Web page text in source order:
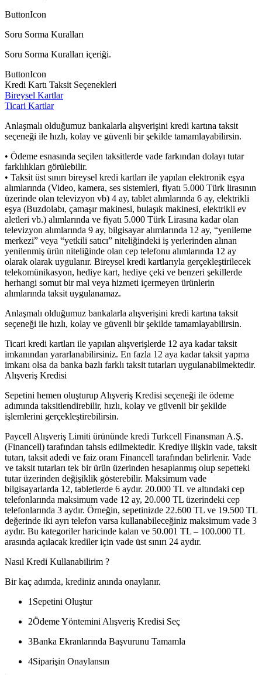
ButtonIcon
Soru Sorma Kuralları
Soru Sorma Kuralları içeriği.
ButtonIcon
Kredi Kartı Taksit Seçenekleri
Bireysel Kartlar
Ticari Kartlar
Anlaşmalı olduğumuz bankalarla alışverişini kredi kartına taksit
seçeneği ile hızlı, kolay ve güvenli bir şekilde tamamlayabilirsin.
• Ödeme esnasında seçilen taksitlerde vade farkından dolayı tutar
farklılıkları görülebilir.
• Taksit üst sınırı bireysel kredi kartları ile yapılan elektronik eşya
alımlarında (Video, kamera, ses sistemleri, fiyatı 5.000 Türk lirasının
üzerinde olan televizyon vb) 4 ay, tablet alımlarında 6 ay, elektrikli
eşya (Buzdolabı, çamaşır makinesi, bulaşık makinesi, elektrikli ev
aletleri vb.) alımlarında ve fiyatı 5.000 Türk Lirasına kadar olan
televizyon alımlarında 9 ay, bilgisayar alımlarında 12 ay, “yenileme
merkezi” veya “yetkili satıcı” niteliğindeki iş yerlerinden alınan
yenilenmiş ürün niteliğinde olan cep telefonu alımlarında 12 ay
olarak olarak uygulanır. Bireysel kredi kartlarıyla gerçekleştirilecek
telekomünikasyon, hediye kart, hediye çeki ve benzeri şekillerde
herhangi somut bir mal veya hizmeti içermeyen ürünlerin
alımlarında taksit uygulanamaz.
Anlaşmalı olduğumuz bankalarla alışverişini kredi kartına taksit
seçeneği ile hızlı, kolay ve güvenli bir şekilde tamamlayabilirsin.
Ticari kredi kartları ile yapılan alışverişlerde 12 aya kadar taksit
imkanından yararlanabilirsiniz. En fazla 12 aya kadar taksit yapma
imkanı olsa da banka bazlı farklı taksit tutarları uygulanabilmektedir.
Alışveriş Kredisi
Sepetini hemen oluşturup Alışveriş Kredisi seçeneği ile ödeme
adımında taksitlendirebilir, hızlı, kolay ve güvenli bir şekilde
işlemlerini gerçekleştirebilirsin.
Paycell Alışveriş Limiti ürününde kredi Turkcell Finansman A.Ş.
(Financell) tarafından tahsis edilmektedir. Krediye ilişkin vade, taksit
tutarı, taksit adedi ve faiz oranı Financell tarafından belirlenir. Vade
ve taksit tutarları tek bir ürün üzerinden hesaplanmış olup sepetteki
tutar üzerinden değişiklik gösterebilir. Maksimum vade
bilgisayarlarda 12, tabletlerde 6 aydır. 20.000 TL ve altındaki cep
telefonlarında maksimum vade 12 ay, 20.000 TL üzerindeki cep
telefonlarında 3 aydır. Örneğin, sepetinizde 22.600 TL ve 19.500 TL
değerinde iki ayrı telefon varsa kullanabileceğiniz maksimum vade 3
aydır. Bu kategoriler haricinde kalan ve 50.001 TL – 100.000 TL
arasında açılacak krediler için vade üst sınırı 24 aydır.
Nasıl Kredi Kullanabilirim ?
Bir kaç adımda, krediniz anında onaylanır.
1 Sepetini Oluştur
2Ödeme Yöntemini Alışveriş Kredisi Seç
3Banka Ekranlarında Başvurunu Tamamla
4Siparişin Onaylansın